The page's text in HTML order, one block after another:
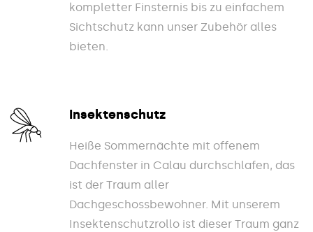
kompletter Finsternis bis zu einfachem
Sichtschutz kann unser Zubehör alles
bieten.
Insektenschutz
Heiße Sommernächte mit offenem
Dachfenster in Calau durchschlafen, das
ist der Traum aller
Dachgeschossbewohner. Mit unserem
Insektenschutzrollo ist dieser Traum ganz